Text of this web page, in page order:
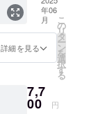
のリ
ターン
は配送
が1ヶ月
遅くな
りま
年06
月
詳細を見る
こ
の
リ
タ
ー
ン
を
選
択
す
る
7,7
00 円